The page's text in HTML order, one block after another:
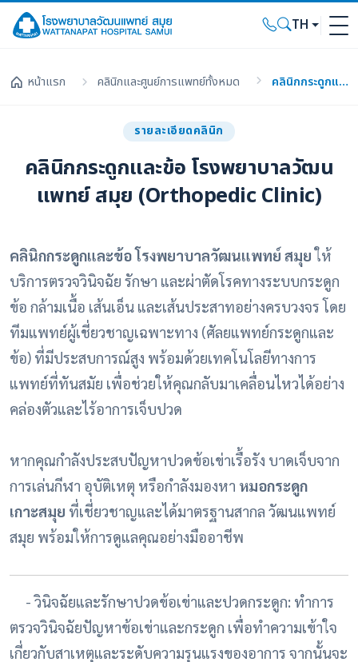
TH
หน้าแรก คลินิกและศูนย์การแพทย์ทั้งหมด คลินิกกระดูกและข้อ โรงพยาบาลวัฒนแพทย์ สมุย (Orthopedic Clinic)
รายละเอียดคลินิก
คลินิกกระดูกและข้อ โรงพยาบาลวัฒน
แพทย์ สมุย (Orthopedic Clinic)
คลินิกกระดูกและข้อ โรงพยาบาลวัฒนแพทย์ สมุยให้
บริการตรวจวินิจฉัย รักษา และผ่าตัดโรคทางระบบกระดูก
ข้อ กล้ามเนื้อ เส้นเอ็น และเส้นประสาทอย่างครบวงจร โดย
ทีมแพทย์ผู้เชี่ยวชาญเฉพาะทาง (ศัลยแพทย์กระดูกและ
ข้อ) ที่มีประสบการณ์สูง พร้อมด้วยเทคโนโลยีทางการ
แพทย์ที่ทันสมัย เพื่อช่วยให้คุณกลับมาเคลื่อนไหวได้อย่าง
คล่องตัวและไร้อาการเจ็บปวด
หากคุณกำลังประสบปัญหาปวดข้อเข่าเรื้อรัง บาดเจ็บจาก
การเล่นกีฬา อุบัติเหตุ หรือกำลังมองหา หมอกระดูก
เกาะสมุย ที่เชี่ยวชาญและได้มาตรฐานสากล วัฒนแพทย์
สมุย พร้อมให้การดูแลคุณอย่างมืออาชีพ
- วินิจฉัยและรักษาปวดข้อเข่าและปวดกระดูก: ทำการ
ตรวจวินิจฉัยปัญหาข้อเข่าและกระดูก เพื่อทำความเข้าใจ
เกี่ยวกับสาเหตุและระดับความรุนแรงของอาการ จากนั้นจะ